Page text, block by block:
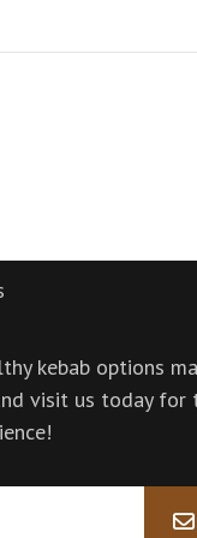
kebab options
visit us today for